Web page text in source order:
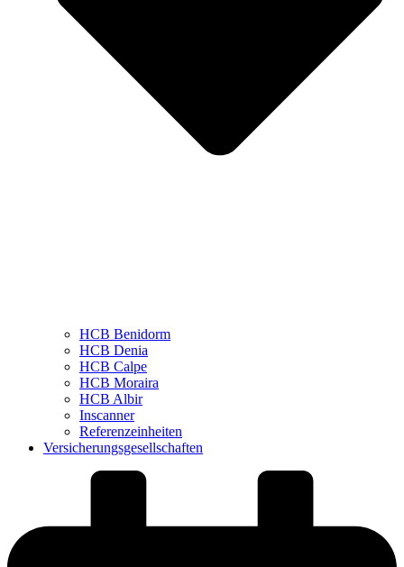
HCB Benidorm
HCB Denia
HCB Calpe
HCB Moraira
HCB Albir
Inscanner
Referenzeinheiten
Versicherungsgesellschaften